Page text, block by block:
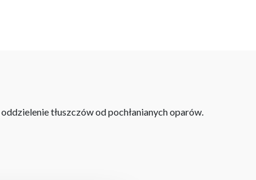
tłuszczów od pochłanianych oparów.